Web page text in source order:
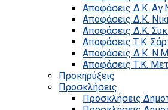
Αποφάσεις Δ.Κ.
Αποφάσεις Δ.Κ.
Αποφάσεις Δ.Κ.
Αποφάσεις Τ.Κ.
Αποφάσεις Δ.Κ.
Αποφάσεις Τ.Κ.
Προκηρύξεις
Προσκλήσεις
Προσκλήσεις